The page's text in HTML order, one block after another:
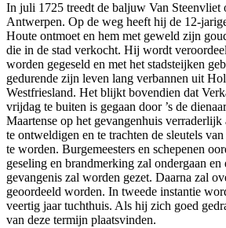
In juli 1725 treedt de baljuw Van Steenvliet
Antwerpen. Op de weg heeft hij de 12-
Houte ontmoet en hem met geweld zijn
die in de stad verkocht. Hij wordt
worden gegeseld en met het stadsteijken
gedurende zijn leven lang verbannen uit
Westfriesland. Het blijkt bovendien dat
vrijdag te buiten is gegaan door ’s de
Maartense op het gevangenhuis
te ontweldigen en te trachten de sleutels
te worden. Burgemeesters en schepenen
geseling en brandmerking zal ondergaan
gevangenis zal worden gezet. Daarna zal
geoordeeld worden. In tweede instantie
veertig jaar tuchthuis. Als hij zich goed
van deze termijn plaatsvinden.